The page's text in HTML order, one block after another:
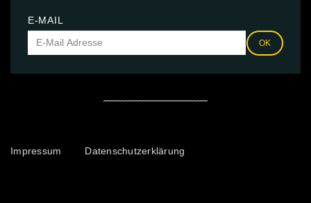
E-MAIL
OK
Impressum Datenschutzerklärung